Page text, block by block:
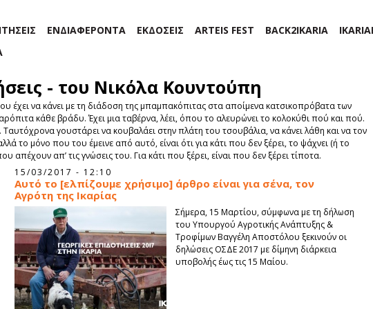
ΕΝΔΙΑΦΕΡΟΝΤΑ ΕΚΔΟΣΕΙΣ ARTEIS FEST BACK2IKARIA
- του Νικόλα Κουντούπη
να κάνει με τη διάδοση της μπαμπακόπιτας στα αποίμενα κατσικοπρόβατα των
κάθε βράδυ. Έχει μια ταβέρνα, λέει, όπου το αλευρώνει το κολοκύθι πού και πού.
γουστάρει να κουβαλάει στην πλάτη του τσουβάλια, να κάνει λάθη και να τον
το μόνο που του έμεινε από αυτό, είναι ότι για κάτι που δεν ξέρει, το ψάχνει (ή το
απέχουν απ’ τις γνώσεις του. Για κάτι που ξέρει, είναι που δεν ξέρει τίποτα.
15/03/2017 - 12:10
Αυτό το [ελπίζουμε χρήσιμο] άρθρο είναι για σένα, τον
Αγρότη της Ικαρίας
Σήμερα, 15 Μαρτίου, σύμφωνα με τη δήλωση
του Υπουργού Αγροτικής Ανάπτυξης &
Τροφίμων Βαγγέλη Αποστόλου ξεκινούν οι
δηλώσεις ΟΣΔΕ 2017 με δίμηνη διάρκεια
υποβολής έως τις 15 Μαίου.